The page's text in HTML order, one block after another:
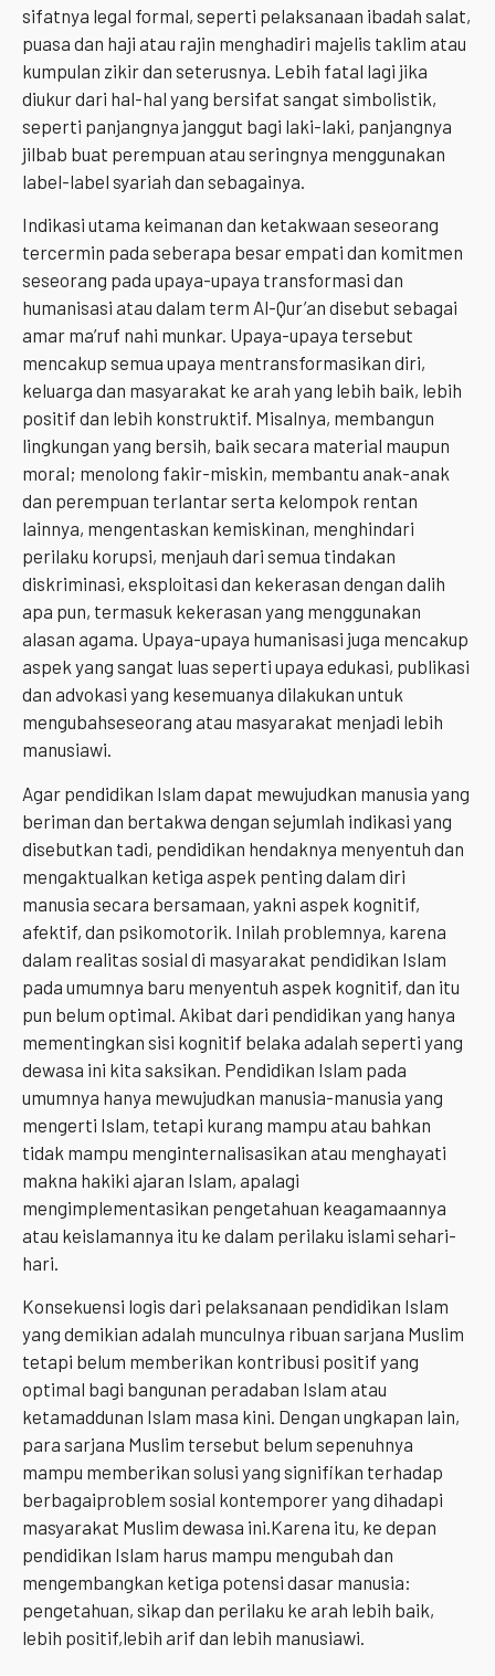
sifatnya legal formal, seperti pelaksanaan ibadah salat,
puasa dan haji atau rajin menghadiri majelis taklim atau
kumpulan zikir dan seterusnya. Lebih fatal lagi jika
diukur dari hal-hal yang bersifat sangat simbolistik,
seperti panjangnya janggut bagi laki-laki, panjangnya
jilbab buat perempuan atau seringnya menggunakan
label-label syariah dan sebagainya.
Indikasi utama keimanan dan ketakwaan seseorang
tercermin pada seberapa besar empati dan komitmen
seseorang pada upaya-upaya transformasi dan
humanisasi atau dalam term Al-Qur’an disebut sebagai
amar ma’ruf nahi munkar. Upaya-upaya tersebut
mencakup semua upaya mentransformasikan diri,
keluarga dan masyarakat ke arah yang lebih baik, lebih
positif dan lebih konstruktif. Misalnya, membangun
lingkungan yang bersih, baik secara material maupun
moral; menolong fakir-miskin, membantu anak-anak
dan perempuan terlantar serta kelompok rentan
lainnya, mengentaskan kemiskinan, menghindari
perilaku korupsi, menjauh dari semua tindakan
diskriminasi, eksploitasi dan kekerasan dengan dalih
apa pun, termasuk kekerasan yang menggunakan
alasan agama. Upaya-upaya humanisasi juga mencakup
aspek yang sangat luas seperti upaya edukasi, publikasi
dan advokasi yang kesemuanya dilakukan untuk
mengubahseseorang atau masyarakat menjadi lebih
manusiawi.
Agar pendidikan Islam dapat mewujudkan manusia yang
beriman dan bertakwa dengan sejumlah indikasi yang
disebutkan tadi, pendidikan hendaknya menyentuh dan
mengaktualkan ketiga aspek penting dalam diri
manusia secara bersamaan, yakni aspek kognitif,
afektif, dan psikomotorik. Inilah problemnya, karena
dalam realitas sosial di masyarakat pendidikan Islam
pada umumnya baru menyentuh aspek kognitif, dan itu
pun belum optimal. Akibat dari pendidikan yang hanya
mementingkan sisi kognitif belaka adalah seperti yang
dewasa ini kita saksikan. Pendidikan Islam pada
umumnya hanya mewujudkan manusia-manusia yang
mengerti Islam, tetapi kurang mampu atau bahkan
tidak mampu menginternalisasikan atau menghayati
makna hakiki ajaran Islam, apalagi
mengimplementasikan pengetahuan keagamaannya
atau keislamannya itu ke dalam perilaku islami sehari-
hari.
Konsekuensi logis dari pelaksanaan pendidikan Islam
yang demikian adalah munculnya ribuan sarjana Muslim
tetapi belum memberikan kontribusi positif yang
optimal bagi bangunan peradaban Islam atau
ketamaddunan Islam masa kini. Dengan ungkapan lain,
para sarjana Muslim tersebut belum sepenuhnya
mampu memberikan solusi yang signifikan terhadap
berbagaiproblem sosial kontemporer yang dihadapi
masyarakat Muslim dewasa ini.Karena itu, ke depan
pendidikan Islam harus mampu mengubah dan
mengembangkan ketiga potensi dasar manusia:
pengetahuan, sikap dan perilaku ke arah lebih baik,
lebih positif,lebih arif dan lebih manusiawi.